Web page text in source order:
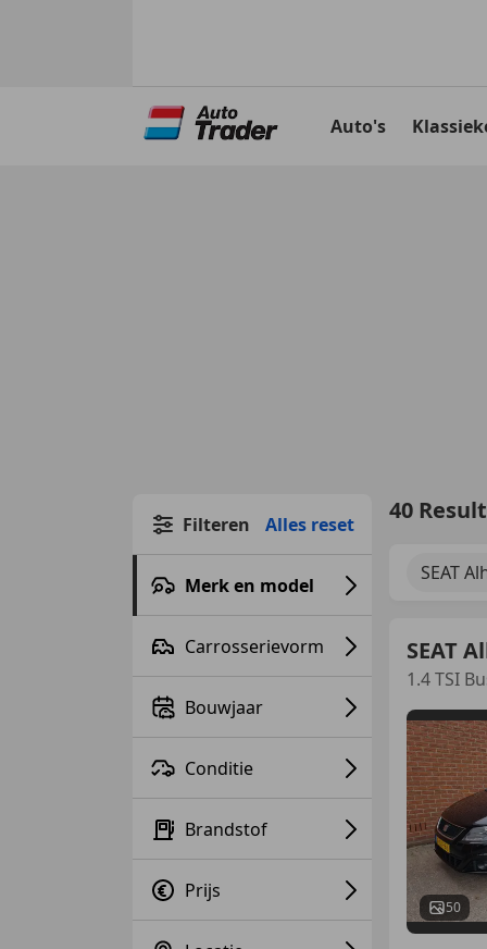
Auto's
Filteren Alles reset
Merk en model
Carrosserievorm
Bouwjaar
Conditie
Brandstof
Prijs
40
SEAT
SEAT
1.4 TSI
50